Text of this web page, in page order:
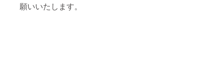
願いいたします。